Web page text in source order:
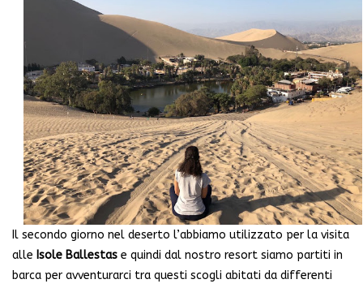
Il secondo giorno nel deserto l’abbiamo utilizzato per la visita
alle Isole Ballestas e quindi dal nostro resort siamo partiti in
barca per avventurarci tra questi scogli abitati da differenti